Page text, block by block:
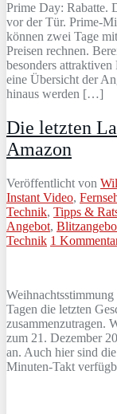
Prime Day: Rabatte.
vor der Tür. Prime-
können zwei Tage
Preisen rechnen.
besonders
eine Übersicht der
hinaus werden […]
Die letzten
Amazon
Veröffentlicht von
Instant Video,
Technik, Tipps &
Angebot,
Technik 1
Tagen die letzten
zusammenzutragen.
zum 21. Dezember
an. Auch hier sind
Minuten-Takt